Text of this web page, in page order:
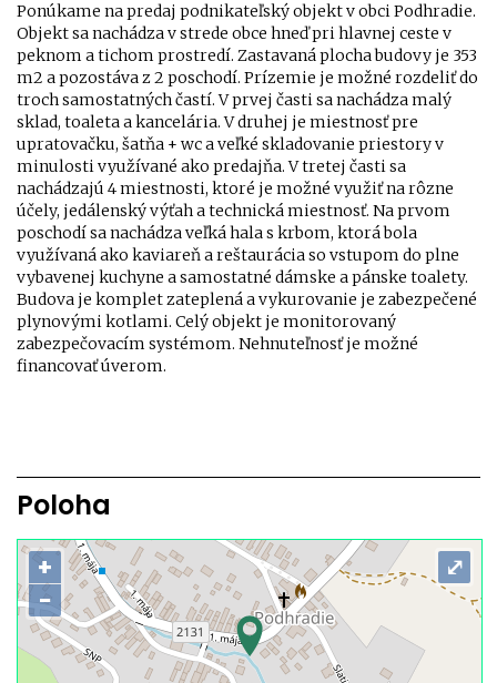
Ponúkame na predaj podnikateľský objekt v obci Podhradie.
Objekt sa nachádza v strede obce hneď pri hlavnej ceste v
peknom a tichom prostredí. Zastavaná plocha budovy je 353
m2 a pozostáva z 2 poschodí. Prízemie je možné rozdeliť do
troch samostatných častí. V prvej časti sa nachádza malý
sklad, toaleta a kancelária. V druhej je miestnosť pre
upratovačku, šatňa + wc a veľké skladovanie priestory v
minulosti využívané ako predajňa. V tretej časti sa
nachádzajú 4 miestnosti, ktoré je možné využiť na rôzne
účely, jedálenský výťah a technická miestnosť. Na prvom
poschodí sa nachádza veľká hala s krbom, ktorá bola
využívaná ako kaviareň a reštaurácia so vstupom do plne
vybavenej kuchyne a samostatné dámske a pánske toalety.
Budova je komplet zateplená a vykurovanie je zabezpečené
plynovými kotlami. Celý objekt je monitorovaný
zabezpečovacím systémom. Nehnuteľnosť je možné
financovať úverom.
Poloha
+
−
⤢